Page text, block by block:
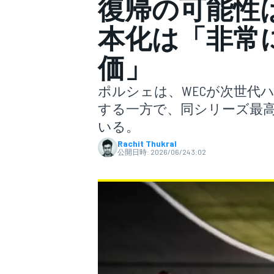
スーパーフォーミュラ
復帰の可能性
本化は「非常
価」
ポルシェは、WECが次世代
する一方で、同シリーズ最
いる。
Rachit Thukral
公開日時: 2026/06/24 3:02